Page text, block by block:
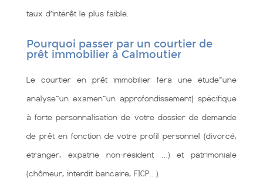
taux d’intérêt le plus faible.
Pourquoi passer par un courtier de
prêt immobilier à Calmoutier
Le courtier en prêt immobilier fera une étude~une
analyse~un examen~un approfondissement} spécifique
à forte personnalisation de votre dossier de demande
de prêt en fonction de votre profil personnel (divorcé,
étranger, expatrié non-résident …) et patrimoniale
(chômeur, interdit bancaire, FICP…).